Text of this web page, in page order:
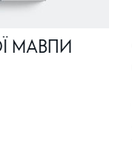
МАВПИ